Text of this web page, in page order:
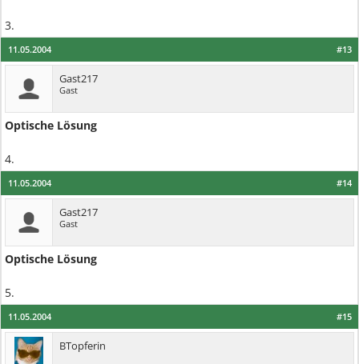
3.
#13
11.05.2004
Gast217
Gast
Optische Lösung
4.
#14
11.05.2004
Gast217
Gast
Optische Lösung
5.
#15
11.05.2004
BTopferin